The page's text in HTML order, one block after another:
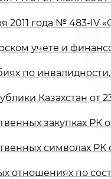
2011 года № 483-
учете и
по
Казахстан от
закупках РК
символах РК
отношениях по